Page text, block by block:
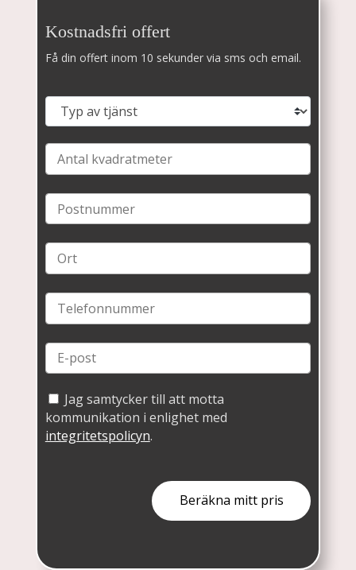
Kostnadsfri offert
Få din offert inom 10 sekunder via sms och email.
Jag samtycker till att motta
kommunikation i enlighet med
integritetspolicyn.